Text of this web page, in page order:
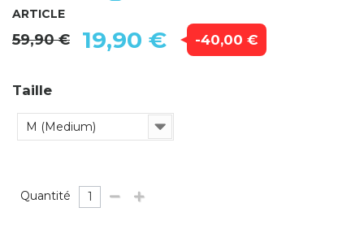
ARTICLE
59,90 € 19,90 € -40,00 €
Taille
M (Medium)
Quantité